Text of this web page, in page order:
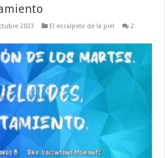
2023 El escalpelo de la piel
2